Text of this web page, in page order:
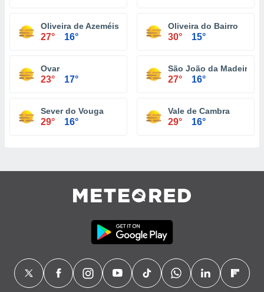
Oliveira de Azeméis
27° 16°
Oliveira do Bairro
30° 15°
Ovar
23° 17°
São João da Madeira
27° 16°
Sever do Vouga
29° 16°
Vale de Cambra
29° 16°